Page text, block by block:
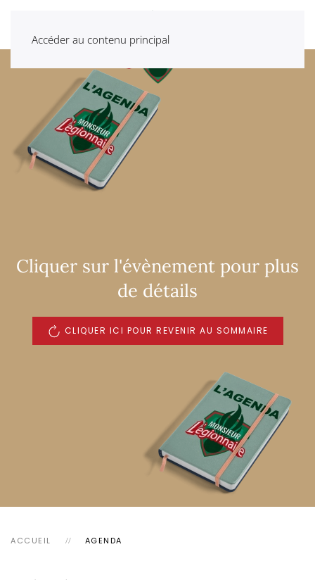
Accéder au contenu principal
Cliquer sur l'évènement pour plus
de détails
CLIQUER ICI POUR REVENIR AU SOMMAIRE
ACCUEIL AGENDA